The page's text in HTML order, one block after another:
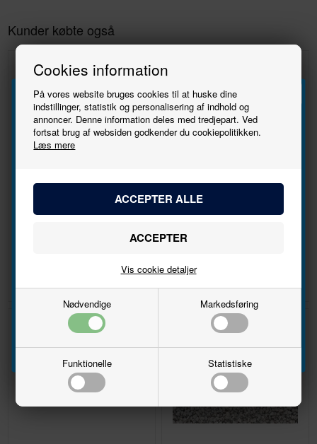
Cookies information
På vores website bruges cookies til at huske dine
indstillinger, statistik og personalisering af indhold og
annoncer. Denne information deles med tredjepart. Ved
fortsat brug af websiden godkender du cookiepolitikken.
Læs mere
Nødvendige Markedsføring
Funktionelle Statistiske
Vis cookie detaljer
Kunder købte også
stone ballast earth tones, fine
200
Pressenningsvogn
Tilmeld
Bliv den første til at høre, når der kommer nye